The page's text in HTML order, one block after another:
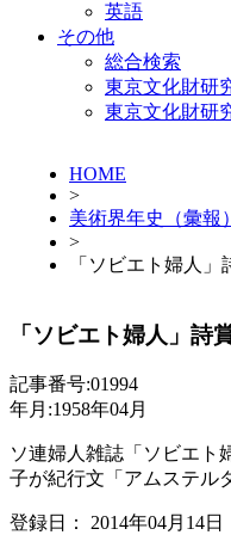
英語
その他
総合検索
東京文化財研
東京文化財研
HOME
>
美術界年史（彙報）
>
「ソビエト婦人」
「ソビエト婦人」詩
記事番号:01994
年月:1958年04月
ソ連婦人雑誌「ソビエト
子が紀行文「アムステル
登録日： 2014年04月14日